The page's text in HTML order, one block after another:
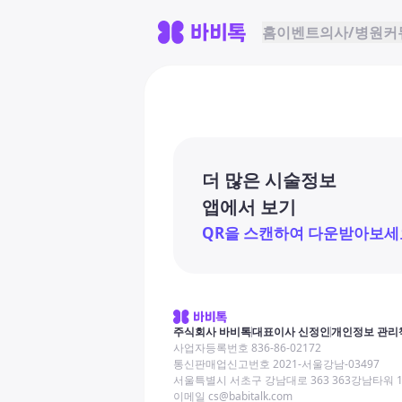
홈이벤트의사/병원커
더 많은 시술정보
앱에서 보기
QR을 스캔하여 다운받아보세
주식회사 바비톡대표이사 신정인개인정보 관리
사업자등록번호 836-86-02172
통신판매업신고번호 2021-서울강남-03497
서울특별시 서초구 강남대로 363 363강남타워
이메일 cs@babitalk.com